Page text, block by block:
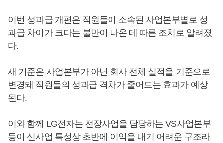
이번 성과급 개편은 직원들이 소속된 사업본부별로 성
과급 차이가 크다는 불만이 나온 데 따른 조치로 알려졌
다.
새 기준은 사업본부가 아닌 회사 전체 실적을 기준으로
변경돼 직원들의 성과급 격차가 줄어드는 효과가 예상
된다.
이와 함께 LG전자는 전장사업을 담당하는 VS사업본부
등이 신사업 특성상 초반에 이익을 내기 어려운 구조라